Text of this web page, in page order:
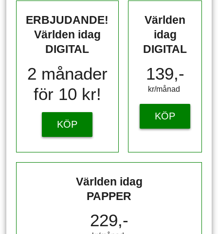
ERBJUDANDE!
Världen idag
DIGITAL
2 månader
för 10 kr!
KÖP
Världen
idag
DIGITAL
139,-
kr/månad ​​​​​​
KÖP
Världen idag
PAPPER
229,-